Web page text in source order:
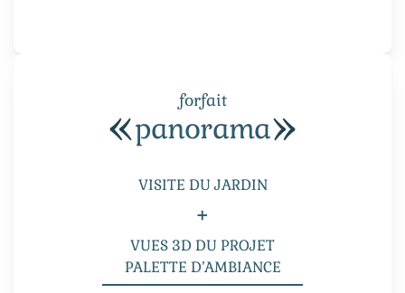
forfait
panorama
VISITE DU JARDIN
+
VUES 3D DU PROJET
PALETTE D’AMBIANCE